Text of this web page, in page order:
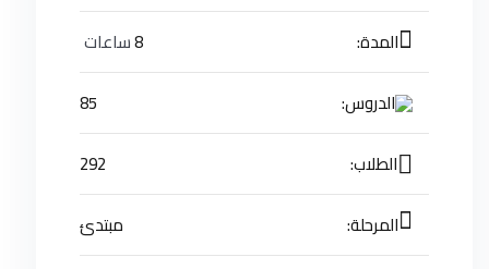
المدة:
8ساعات
الدروس:
85
الطلاب:
292
المرحلة:
مبتدئ